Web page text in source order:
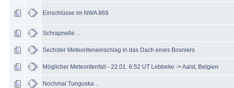
Einschlüsse im NWA 869
Schrapnelle ...
Sechster Meteoriteneinschlag in das Dach eines Bosniers
Möglicher Meteoritenfall - 22.01. 6:52 UT Lebbeke -> Aalst, Belgien
Nochmal Tunguska ..